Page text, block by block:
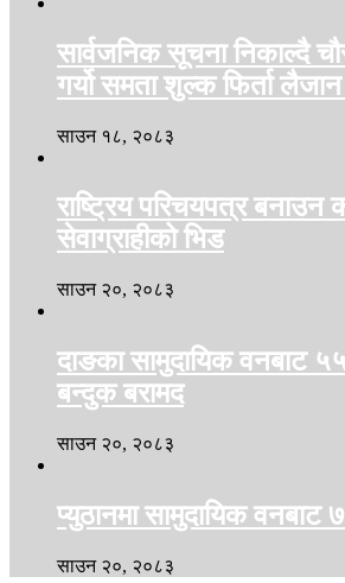
सार्वजनिक सूचना निकाल्दै
गर्यो समता शुल्क फिर्ता
साउन १८, २०८३
राष्ट्रिय परिचयपत्र बनाउन
सेवाग्राहीको भिड
साउन २०, २०८३
दाङका सामुदायिक वनबाट
बन्दुक बरामद
साउन २०, २०८३
प्युठानमा सामुदायिक वनबाट
साउन २०, २०८३